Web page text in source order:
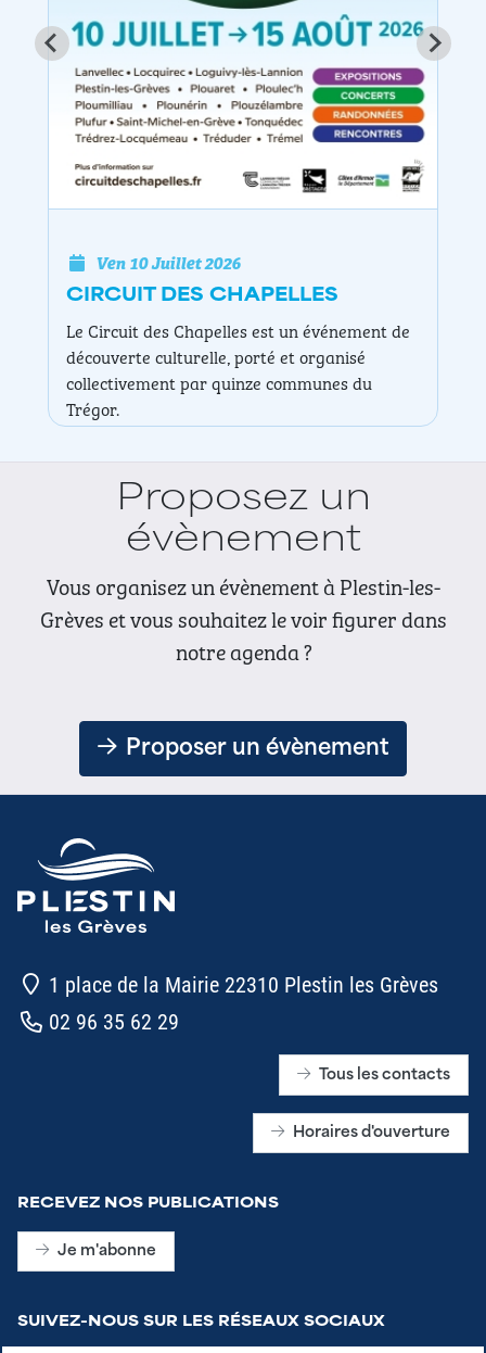
Ven 10 Juillet 2026
Chapelle Saint Efflam
dans le cadre du circuit des chapelles
Proposez un
évènement
Vous organisez un évènement à Plestin-les-
Grèves et vous souhaitez le voir figurer dans
notre agenda ?
Proposer un évènement
1 place de la Mairie 22310 Plestin les Grèves
02 96 35 62 29
Tous les contacts
Horaires d'ouverture
RECEVEZ NOS PUBLICATIONS
Je m'abonne
SUIVEZ-NOUS SUR LES RÉSEAUX SOCIAUX